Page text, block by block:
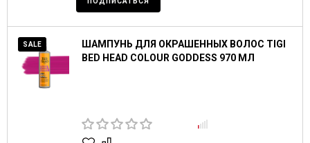
SALE
ШАМПУНЬ ДЛЯ ОКРАШЕННЫХ ВОЛОС TIGI
BED HEAD COLOUR GODDESS 970 МЛ